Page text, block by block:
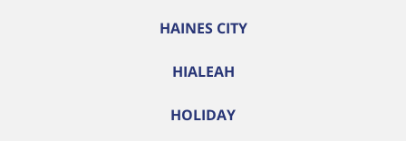
HAINES CITY
HIALEAH
HOLIDAY